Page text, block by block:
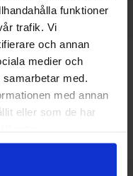
funktioner
trafik. Vi
och annan
medier och
med.
med annan
eller som de har